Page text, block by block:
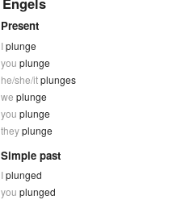
Present
Iplunge
you plunge
he/she/itplunges
we plunge
you plunge
theyplunge
Simple past
Iplunged
you plunged